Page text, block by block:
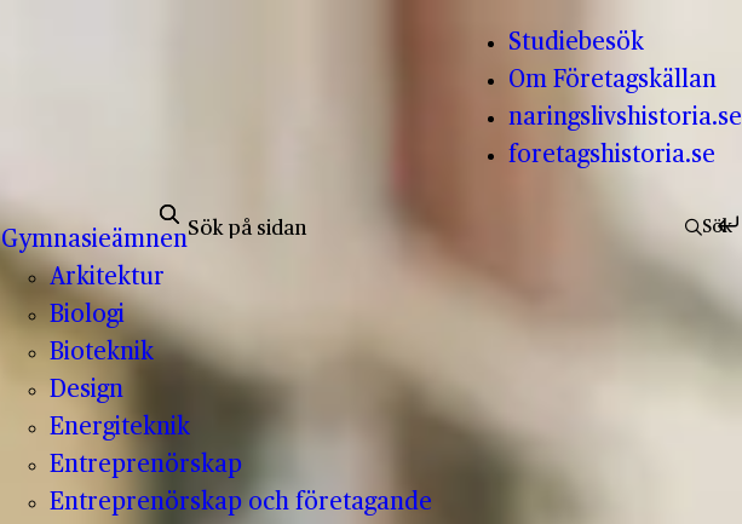
Studiebesök
Om Företagskällan
naringslivshistoria.se
foretagshistoria.se
Gymnasieämnen
Arkitektur
Biologi
Bioteknik
Design
Energiteknik
Entreprenörskap
Entreprenörskap och företagande
Sök efter: Sök